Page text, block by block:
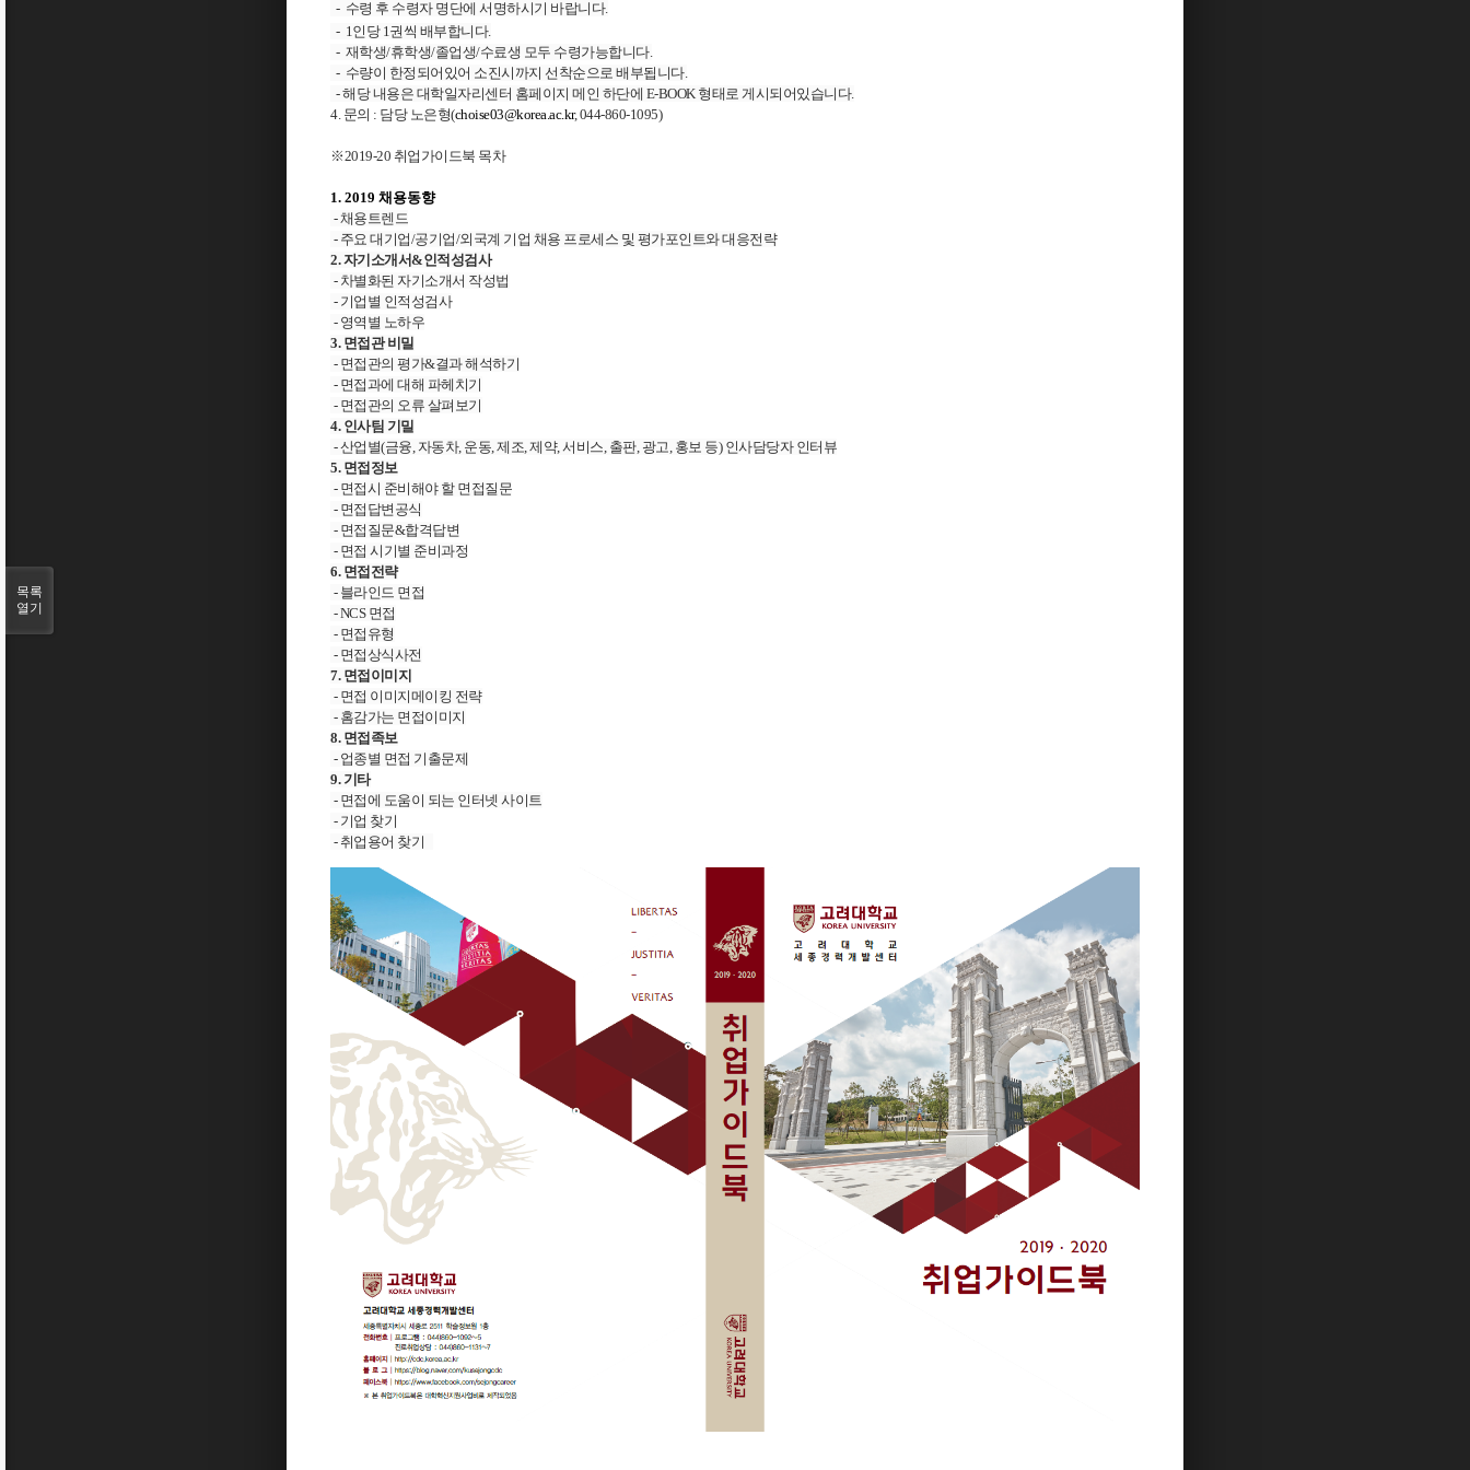
- 수령 후 수령자 명단에 서명하시기 바랍니다.
- 1인당 1권씩 배부합니다.
- 재학생/휴학생/졸업생/수료생 모두 수령가능합니다.
- 수량이 한정되어있어 소진시까지 선착순으로 배부됩니다.
- 해당 내용은 대학일자리센터 홈페이지 메인 하단에 E-BOOK 형태로 게시되어있습니다.
4. 문의 : 담당 노은형(choise03@korea.ac.kr, 044-860-1095)
※2019-20 취업가이드북 목차
1. 2019 채용동향
- 채용트렌드
- 주요 대기업/공기업/외국계 기업 채용 프로세스 및 평가포인트와 대응전략
2. 자기소개서&인적성검사
- 차별화된 자기소개서 작성법
- 기업별 인적성검사
- 영역별 노하우
3. 면접관 비밀
- 면접관의 평가&결과 해석하기
- 면접과에 대해 파헤치기
- 면접관의 오류 살펴보기
4. 인사팀 기밀
- 산업별(금융, 자동차, 운동, 제조, 제약, 서비스, 출판, 광고, 홍보 등) 인사담당자 인터뷰
5. 면접정보
- 면접시 준비해야 할 면접질문
- 면접답변공식
- 면접질문&합격답변
- 면접 시기별 준비과정
6. 면접전략
- 블라인드 면접
- NCS 면접
- 면접유형
- 면접상식사전
7. 면접이미지
- 면접 이미지메이킹 전략
- 홈감가는 면접이미지
8. 면접족보
- 업종별 면접 기출문제
9. 기타
- 면접에 도움이 되는 인터넷 사이트
- 기업 찾기
- 취업용어 찾기
목록
열기